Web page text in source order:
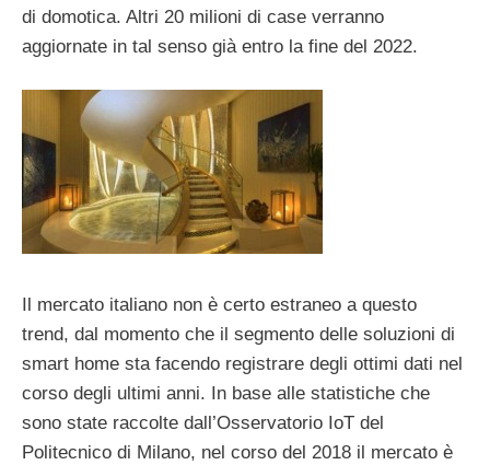
di domotica. Altri 20 milioni di case verranno
aggiornate in tal senso già entro la fine del 2022.
Il mercato italiano non è certo estraneo a questo
trend, dal momento che il segmento delle soluzioni di
smart home sta facendo registrare degli ottimi dati nel
corso degli ultimi anni. In base alle statistiche che
sono state raccolte dall’Osservatorio IoT del
Politecnico di Milano, nel corso del 2018 il mercato è